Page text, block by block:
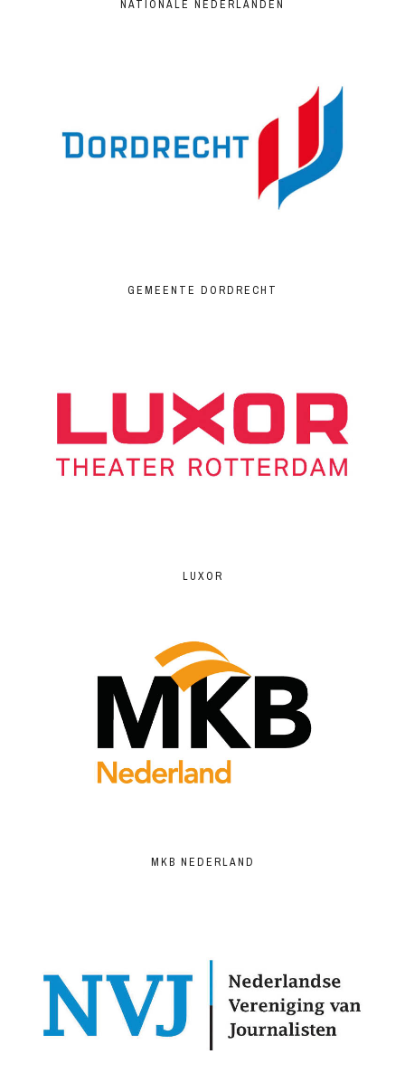
NATIONALE NEDERLANDEN
GEMEENTE DORDRECHT
LUXOR
MKB NEDERLAND